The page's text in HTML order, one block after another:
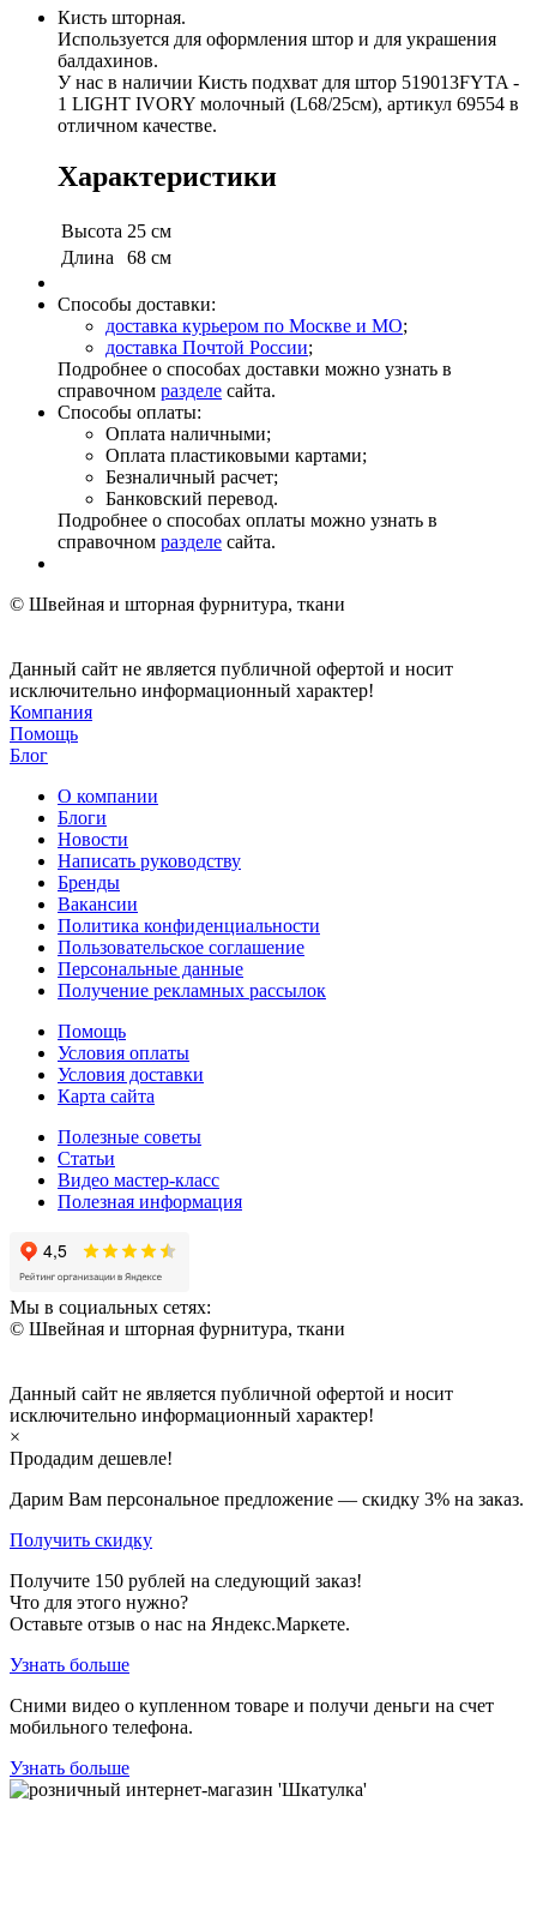
Кисть шторная.
Используется для оформления штор и для украшения
балдахинов.
У нас в наличии Кисть подхват для штор 519013FYTA -
1 LIGHT IVORY молочный (L68/25см), артикул 69554 в
отличном качестве.
Характеристики
Высота 25 см
Длина
68 см
Способы доставки:
доставка курьером по Москве и МО;
доставка Почтой России;
Подробнее о способах доставки можно узнать в
справочном разделе сайта.
Способы оплаты:
Оплата наличными;
Оплата пластиковыми картами;
Безналичный расчет;
Банковский перевод.
Подробнее о способах оплаты можно узнать в
справочном разделе сайта.
© Швейная и шторная фурнитура, ткани
Данный сайт не является публичной офертой и носит
исключительно информационный характер!
Компания
Помощь
Блог
О компании
Блоги
Новости
Написать руководству
Бренды
Вакансии
Политика конфиденциальности
Пользовательское соглашение
Персональные данные
Получение рекламных рассылок
Помощь
Условия оплаты
Условия доставки
Карта сайта
Полезные советы
Статьи
Видео мастер-класс
Полезная информация
Мы в социальных сетях:
© Швейная и шторная фурнитура, ткани
Данный сайт не является публичной офертой и носит
исключительно информационный характер!
×
Продадим дешевле!
Дарим Вам персональное предложение — скидку 3% на заказ.
Получить скидку
Получите 150 рублей на следующий заказ!
Что для этого нужно?
Оставьте отзыв о нас на Яндекс.Маркете.
Узнать больше
Сними видео о купленном товаре и получи деньги на счет
мобильного телефона.
Узнать больше